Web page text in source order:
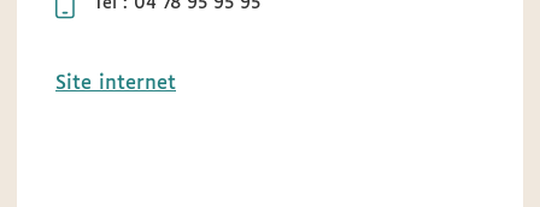
Tél : 04 78 95 95 95
Site internet